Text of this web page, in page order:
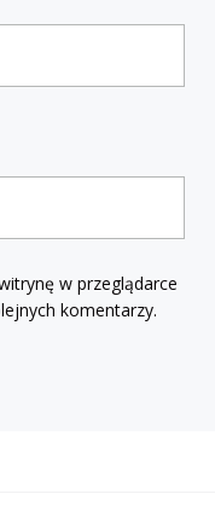
w przeglądarce
komentarzy.